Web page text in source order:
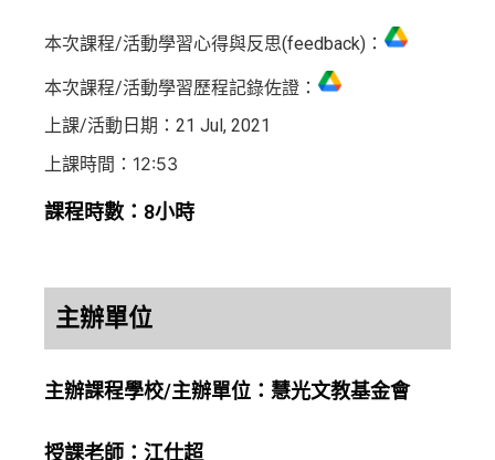
本次課程/活動學習心得與反思(feedback)：
本次課程/活動學習歷程記錄佐證：
上課/活動日期：21 Jul, 2021
上課時間：12:53
課程時數：8小時
主辦單位
主辦課程學校/主辦單位：慧光文教基金會
授課老師：江仕超